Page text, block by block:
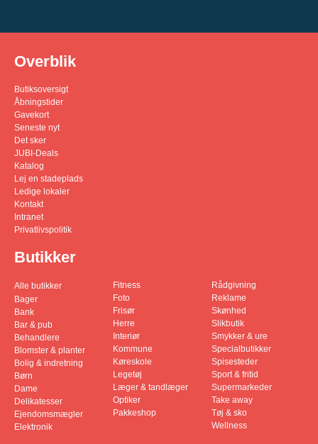
Overblik
Butiksoversigt
Åbningstider
Gavekort
Seneste nyt
Det sker
JUBI-Deals
Katalog
Lej en stadeplads
Ledige lokaler
Kontakt
Intranet
Privatlivspolitik
Butikker
Alle butikker
Bager
Bank
Bar & pub
Behandlere
Blomster & planter
Bolig & indretning
Børn
Dame
Delikatesser
Ejendomsmægler
Elektronik
Fitness
Foto
Frisør
Herre
Interiør
Kommune
Køreskole
Legetøj
Læger & tandlæger
Optiker
Pakkeshop
Rådgivning
Reklame
Skønhed
Slikbutik
Smykker & ure
Specialbutikker
Spisesteder
Sport & fritid
Supermarkeder
Take away
Tøj & sko
Wellness